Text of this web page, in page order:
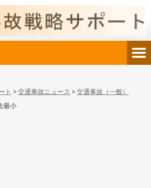
ト >交通事故ニュース >交通事故（一般）
最小